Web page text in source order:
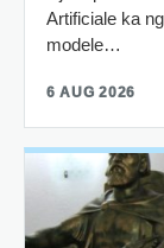
Artificiale ka
modele…
6 AUG 2026